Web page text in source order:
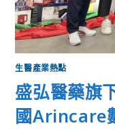
生醫產業熱點
盛弘醫藥旗
國Arincare